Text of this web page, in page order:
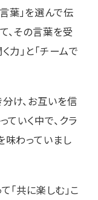
葉」を選んで伝
、その言葉を受
力」と「チームで
け、お互いを信
ていく中で、クラ
味わっていまし
「共に楽しむ」こ